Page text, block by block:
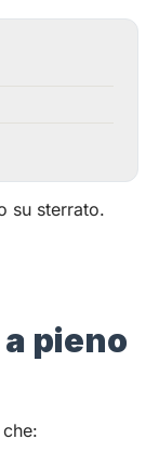
su sterrato.
pieno